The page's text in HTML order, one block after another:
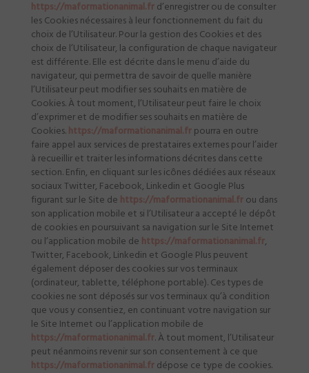
https://maformationanimal.frd’enregistrer ou de consulter
les Cookies nécessaires à leur fonctionnement du fait du
choix de l’Utilisateur. Pour la gestion des Cookies et des
choix de l’Utilisateur, la configuration de chaque navigateur
est différente. Elle est décrite dans le menu d’aide du
navigateur, qui permettra de savoir de quelle manière
l’Utilisateur peut modifier ses souhaits en matière de
Cookies. À tout moment, l’Utilisateur peut faire le choix
d’exprimer et de modifier ses souhaits en matière de
Cookies. https://maformationanimal.frpourra en outre
faire appel aux services de prestataires externes pour l’aider
à recueillir et traiter les informations décrites dans cette
section. Enfin, en cliquant sur les icônes dédiées aux réseaux
sociaux Twitter, Facebook, Linkedin et Google Plus
figurant sur le Site de https://maformationanimal.frou dans
son application mobile et si l’Utilisateur a accepté le dépôt
de cookies en poursuivant sa navigation sur le Site Internet
ou l’application mobile de https://maformationanimal.fr,
Twitter, Facebook, Linkedin et Google Plus peuvent
également déposer des cookies sur vos terminaux
(ordinateur, tablette, téléphone portable). Ces types de
cookies ne sont déposés sur vos terminaux qu’à condition
que vous y consentiez, en continuant votre navigation sur
le Site Internet ou l’application mobile de
https://maformationanimal.fr. À tout moment, l’Utilisateur
peut néanmoins revenir sur son consentement à ce que
https://maformationanimal.frdépose ce type de cookies.